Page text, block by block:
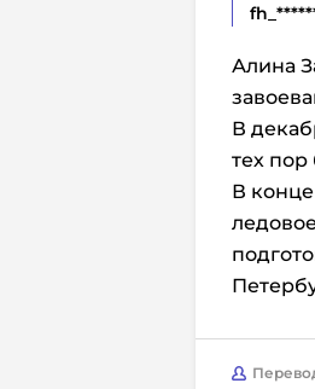
Алина
В
тех пор
В конце